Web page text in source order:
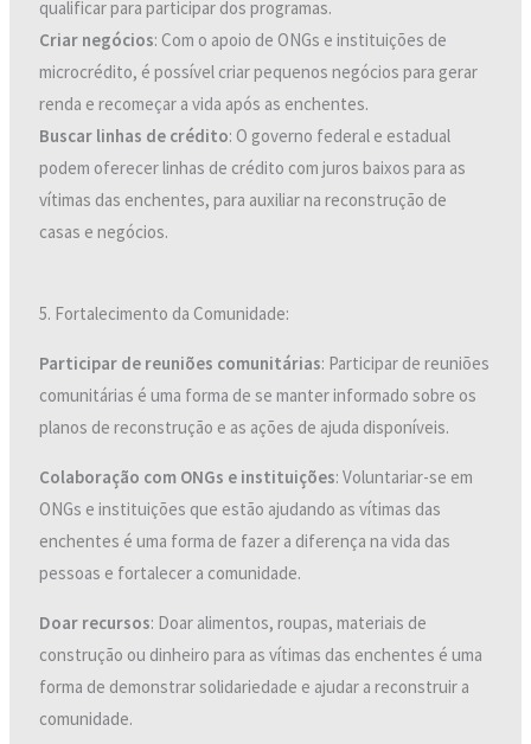
qualificar para participar dos programas.
Criar negócios: Com o apoio de ONGs e instituições de
microcrédito, é possível criar pequenos negócios para gerar
renda e recomeçar a vida após as enchentes.
Buscar linhas de crédito: O governo federal e estadual
podem oferecer linhas de crédito com juros baixos para as
vítimas das enchentes, para auxiliar na reconstrução de
casas e negócios.
5. Fortalecimento da Comunidade:
Participar de reuniões comunitárias: Participar de reuniões
comunitárias é uma forma de se manter informado sobre os
planos de reconstrução e as ações de ajuda disponíveis.
Colaboração com ONGs e instituições: Voluntariar-se em
ONGs e instituições que estão ajudando as vítimas das
enchentes é uma forma de fazer a diferença na vida das
pessoas e fortalecer a comunidade.
Doar recursos: Doar alimentos, roupas, materiais de
construção ou dinheiro para as vítimas das enchentes é uma
forma de demonstrar solidariedade e ajudar a reconstruir a
comunidade.